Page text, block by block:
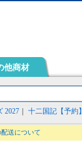
他商材
2027 十二国記【予約】
配送について